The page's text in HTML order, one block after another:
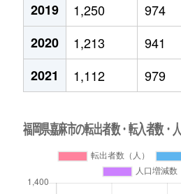
2019
1,250 974
2020
1,213 941
2021
1,112 979